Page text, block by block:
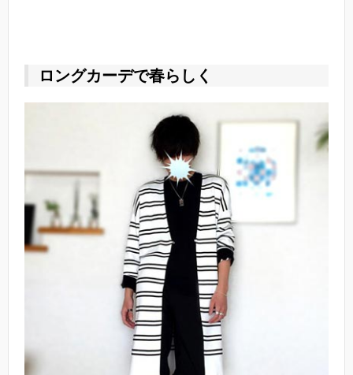
ロングカーデで春らしく